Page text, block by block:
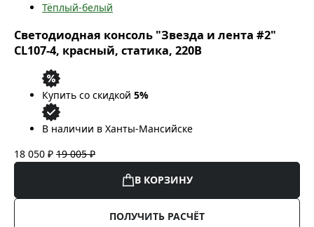
Тёплый-белый
Светодиодная консоль "Звезда и лента #2"
CL107-4, красный, статика, 220В
Купить со скидкой 5%
В наличии в Ханты-Мансийске
18 050 ₽ 19 005 ₽
В КОРЗИНУ
ПОЛУЧИТЬ РАСЧЁТ